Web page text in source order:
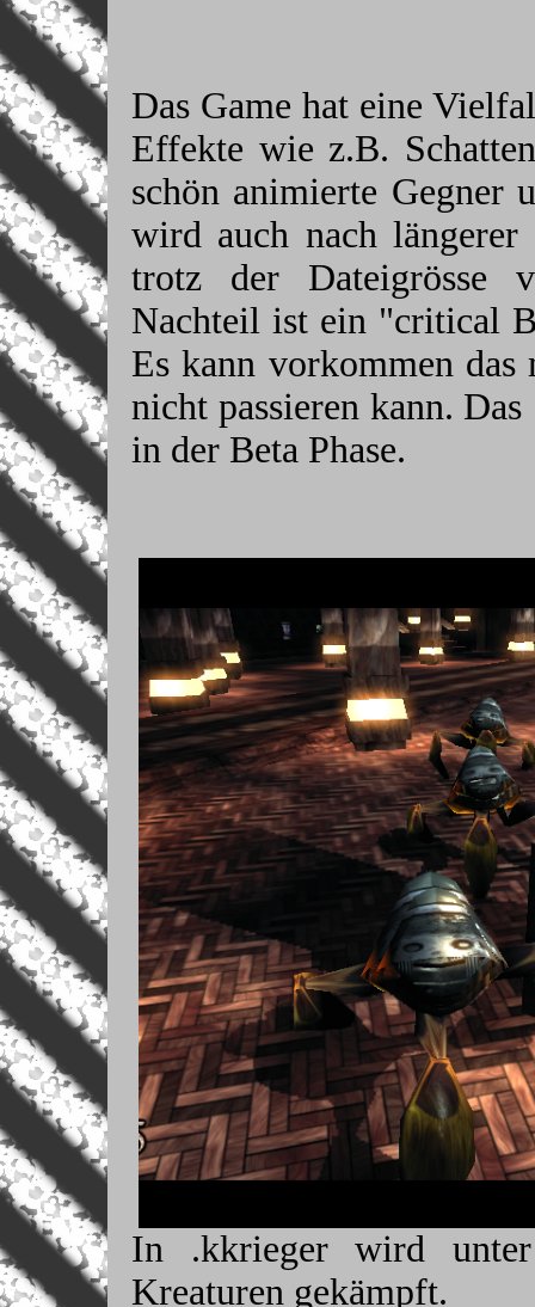
Das Game hat eine
Effekte wie z.B.
schön animierte Gegner
wird auch nach
trotz der Dateigrösse
Nachteil ist ein "critical
Es kann vorkommen das
nicht passieren kann.
in der Beta Phase.
In .kkrieger wird unter
Kreaturen gekämpft.